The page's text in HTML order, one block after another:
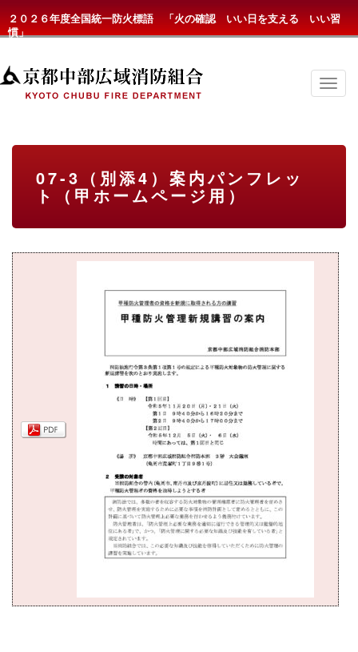
２０２６年度全国統一防火標語 「火の確認 いい日を支える いい習
慣」
京
都
メ
07-3（別添4）案内パンフレッ
ト（甲ホームページ用）